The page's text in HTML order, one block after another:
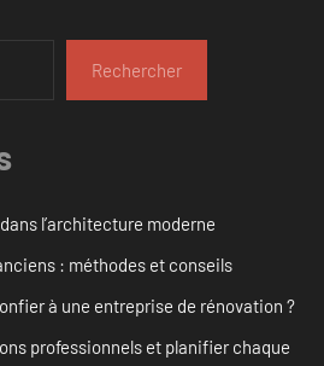
Rechercher
l’architecture moderne
: méthodes et conseils
à une entreprise de rénovation ?
professionnels et planifier chaque